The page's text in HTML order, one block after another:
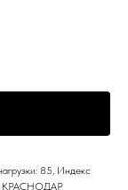
85, Индекс
КРАСНОДАР